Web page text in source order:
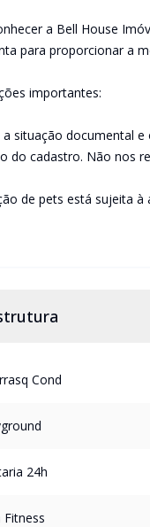
a Bell House
para proporcionar a
importantes:
a situação documental
do cadastro. Não nos
de pets está sujeita
Cond
24h
Fitness